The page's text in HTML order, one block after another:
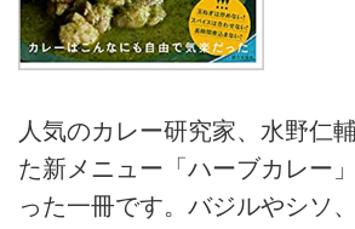
人気のカレー研究家、水野仁
た新メニュー「ハーブカレー
った一冊です。バジルやシソ